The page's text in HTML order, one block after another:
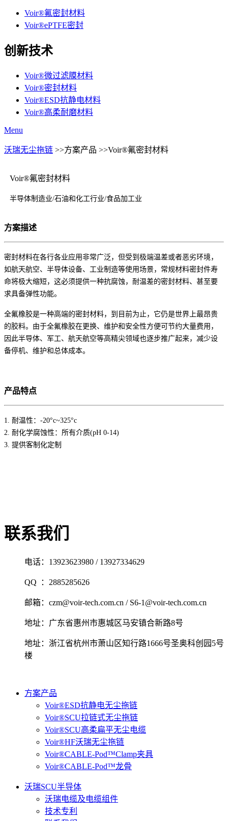
Voir®氟密封材料
Voir®ePTFE密封
创新技术
Voir®微过滤膜材料
Voir®密封材料
Voir®ESD抗静电材料
Voir®高柔耐磨材料
Menu
沃瑞无尘拖链 >>方案产品 >>Voir®氟密封材料
Voir®氟密封材料
半导体制造业/石油和化工行业/食品加工业
方案描述
密封材料在各行各业应用非常广泛，但受到极端温差或者恶劣环境，
如航天航空、半导体设备、工业制造等使用场景，常规材料密封件寿
命将极大缩短，这必须提供一种抗腐蚀，耐温差的密封材料、甚至要
求具备弹性功能。
全氟橡胶是一种高端的密封材料，到目前为止，它仍是世界上最昂贵
的胶料。由于全氟橡胶在更换、维护和安全性方便可节约大量费用，
因此半导体、军工、航天航空等高精尖领域也逐步推广起来，减少设
备停机、维护和总体成本。
产品特点
1. 耐温性：-20°c~325°c
2. 耐化学腐蚀性：所有介质(pH 0-14)
3. 提供客制化定制
联系我们
电话： 13923623980 / 13927334629
QQ ：2885285626
邮箱： czm@voir-tech.com.cn / S6-1@voir-tech.com.cn
地址：广东省惠州市惠城区马安镇合新路8号
地址：浙江省杭州市萧山区知行路1666号圣奥科创园5号
楼
方案产品
Voir®ESD抗静电无尘拖链
Voir®SCU拉链式无尘拖链
Voir®SCU高柔扁平无尘电缆
Voir®HF沃瑞无尘拖链
Voir®CABLE-Pod™Clamp夹具
Voir®CABLE-Pod™龙骨
沃瑞SCU半导体
沃瑞电缆及电缆组件
技术专利